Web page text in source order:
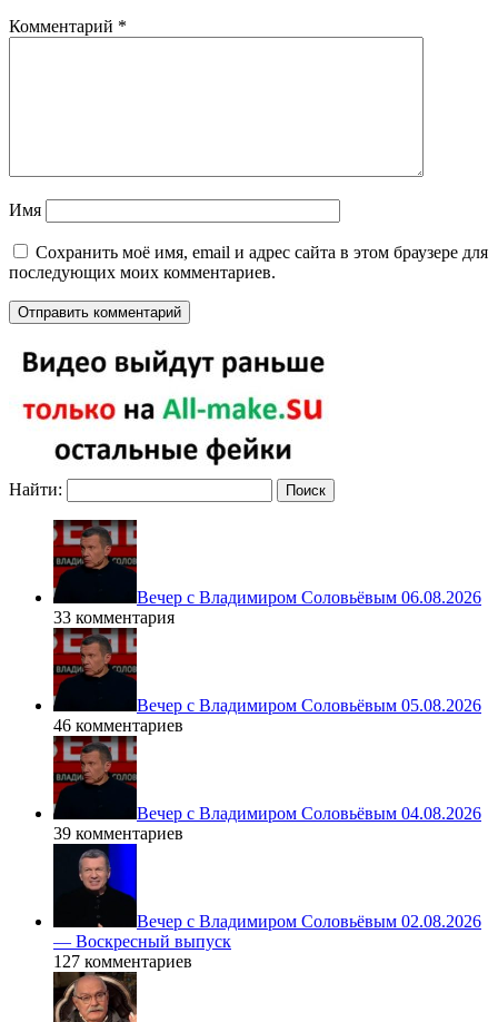
Комментарий *
Имя
Сохранить моё имя, email и адрес сайта в этом браузере для
последующих моих комментариев.
Найти:
Вечер с Владимиром Соловьёвым 06.08.2026
33 комментария
Вечер с Владимиром Соловьёвым 05.08.2026
46 комментариев
Вечер с Владимиром Соловьёвым 04.08.2026
39 комментариев
Вечер с Владимиром Соловьёвым 02.08.2026
— Воскресный выпуск
127 комментариев